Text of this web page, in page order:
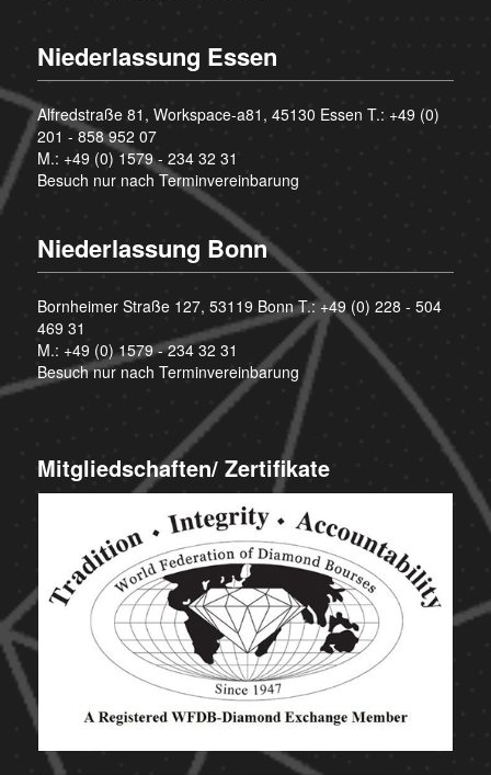
Niederlassung Essen
Alfredstraße 81, Workspace-a81, 45130 Essen T.: +49 (0)
201 - 858 952 07
M.: +49 (0) 1579 - 234 32 31
Besuch nur nach Terminvereinbarung
Niederlassung Bonn
Bornheimer Straße 127, 53119 Bonn T.:+49 (0) 228 - 504
469 31
M.: +49 (0) 1579 - 234 32 31
Besuch nur nach Terminvereinbarung
Mitgliedschaften/ Zertifikate